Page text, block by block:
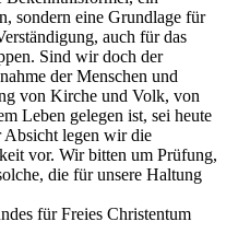
sondern eine Grundlage für
auch für das
Sind wir doch der
der Menschen und
von Kirche und Volk, von
Leben gelegen ist, sei heute
Absicht legen wir die
vor. Wir bitten um Prüfung,
die für unsere Haltung
für Freies Christentum